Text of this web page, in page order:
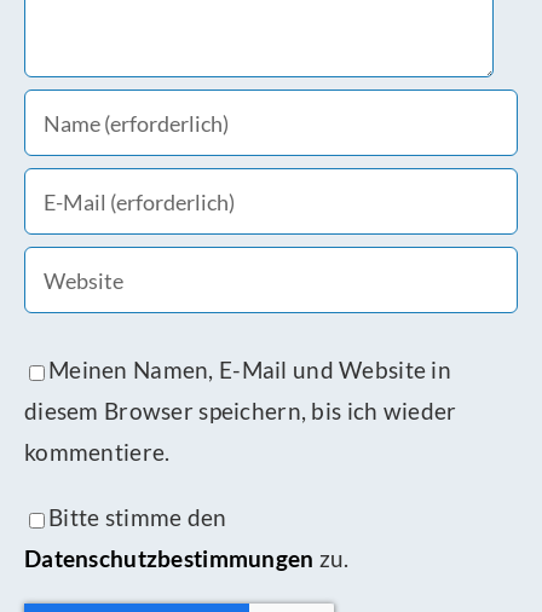
Meinen Namen, E-Mail und Website in
diesem Browser speichern, bis ich wieder
kommentiere.
Bitte stimme den
Datenschutzbestimmungen zu.